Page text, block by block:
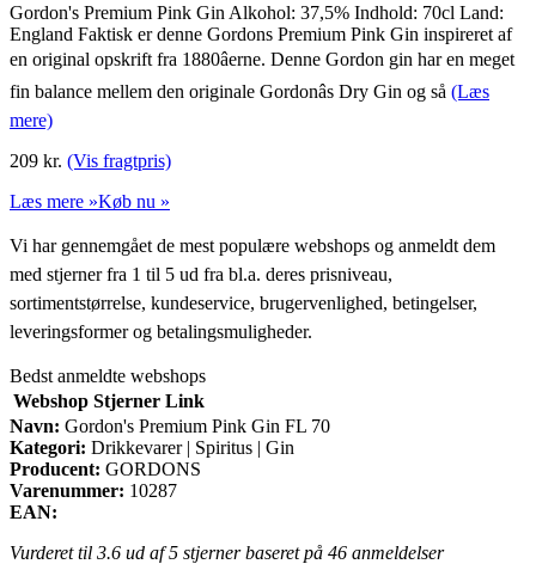
Gordon's Premium Pink Gin Alkohol: 37,5% Indhold: 70cl Land:
England Faktisk er denne Gordons Premium Pink Gin inspireret af
en original opskrift fra 1880âerne. Denne Gordon gin har en meget
fin balance mellem den originale Gordonâs Dry Gin og så (Læs
mere)
209 kr. (Vis fragtpris)
Læs mere »Køb nu »
Vi har gennemgået de mest populære webshops og anmeldt dem
med stjerner fra 1 til 5 ud fra bl.a. deres prisniveau,
sortimentstørrelse, kundeservice, brugervenlighed, betingelser,
leveringsformer og betalingsmuligheder.
Bedst anmeldte webshops
Webshop Stjerner Link
Navn: Gordon's Premium Pink Gin FL 70
Kategori: Drikkevarer | Spiritus | Gin
Producent: GORDONS
Varenummer: 10287
EAN:
Vurderet til 3.6 ud af 5 stjerner baseret på 46 anmeldelser